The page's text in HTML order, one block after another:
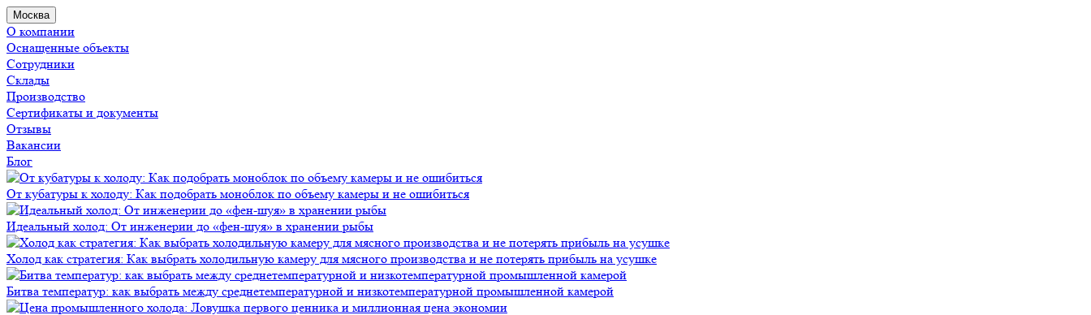
Москва
О компании
Оснащенные объекты
Сотрудники
Склады
Производство
Сертификаты и документы
Отзывы
Вакансии
Блог
От кубатуры к холоду: Как подобрать моноблок по объему камеры и не ошибиться
Идеальный холод: От инженерии до «фен-шуя» в хранении рыбы
Холод как стратегия: Как выбрать холодильную камеру для мясного производства и не потерять прибыль на усушке
Битва температур: как выбрать между среднетемпературной и низкотемпературной промышленной камерой